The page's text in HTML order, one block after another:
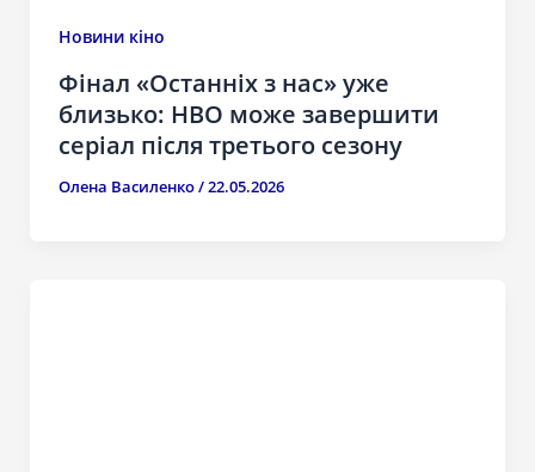
Новини кіно
Фінал «Останніх з нас» уже
близько: HBO може завершити
серіал після третього сезону
Олена Василенко/22.05.2026